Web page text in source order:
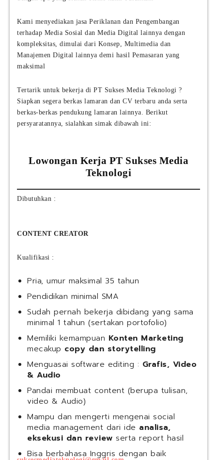
Kami menyediakan jasa Periklanan dan Pengembangan
terhadap Media Sosial dan Media Digital lainnya dengan
kompleksitas, dimulai dari Konsep, Multimedia dan
Manajemen Digital lainnya demi hasil Pemasaran yang
maksimal
Tertarik untuk bekerja di PT Sukses Media Teknologi ?
Siapkan segera berkas lamaran dan CV terbaru anda serta
berkas-berkas pendukung lamaran lainnya. Berikut
persyaratannya, sialahkan simak dibawah ini:
Lowongan Kerja PT Sukses Media
Teknologi
Dibutuhkan :
CONTENT CREATOR
Kualifikasi :
Pria, umur maksimal 35 tahun
Pendidikan minimal SMA
Sudah pernah bekerja dibidang yang sama
minimal 1 tahun (sertakan portofolio)
Memiliki kemampuan Konten Marketing
mecakup copy dan storytelling
Menguasai software editing : Grafis, Video
& Audio
Pandai membuat content (berupa tulisan,
video & Audio)
Mampu dan mengerti mengenai social
media management dari ide analisa,
eksekusi dan review serta report hasil
Bisa berbahasa Inggris dengan baik